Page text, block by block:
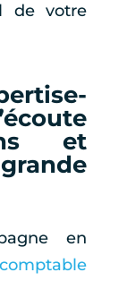
de votre
et
en